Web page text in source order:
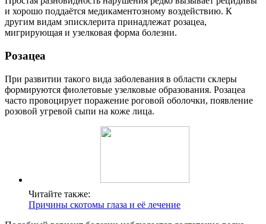
и хорошо поддаётся медикаментозному воздействию. К
другим видам эписклерита принадлежат розацеа,
мигрирующая и узелковая форма болезни.
Розацеа
При развитии такого вида заболевания в области склеры
формируются фиолетовые узелковые образования. Розацеа
часто провоцирует поражение роговой оболочки, появление
розовой угревой сыпи на коже лица.
Читайте также:
Причины скотомы глаза и её лечение